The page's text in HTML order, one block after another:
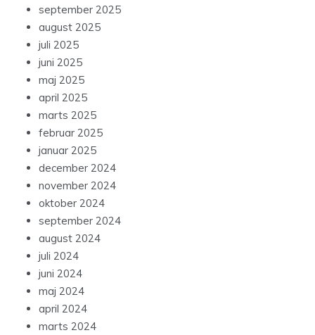
september 2025
august 2025
juli 2025
juni 2025
maj 2025
april 2025
marts 2025
februar 2025
januar 2025
december 2024
november 2024
oktober 2024
september 2024
august 2024
juli 2024
juni 2024
maj 2024
april 2024
marts 2024